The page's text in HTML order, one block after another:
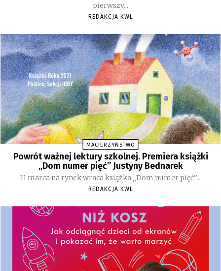
pierwszy...
REDAKCJA KWL
MACIERZYŃSTWO
Powrót ważnej lektury szkolnej. Premiera książki
„Dom numer pięć” Justyny Bednarek
11 marca na rynek wraca książka „Dom numer pięć”...
REDAKCJA KWL